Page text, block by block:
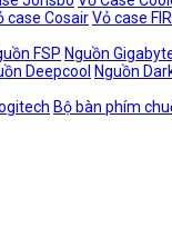
case CosairVỏ case
FSP Nguồn
Deepcool Nguồn
Bộ bàn phím